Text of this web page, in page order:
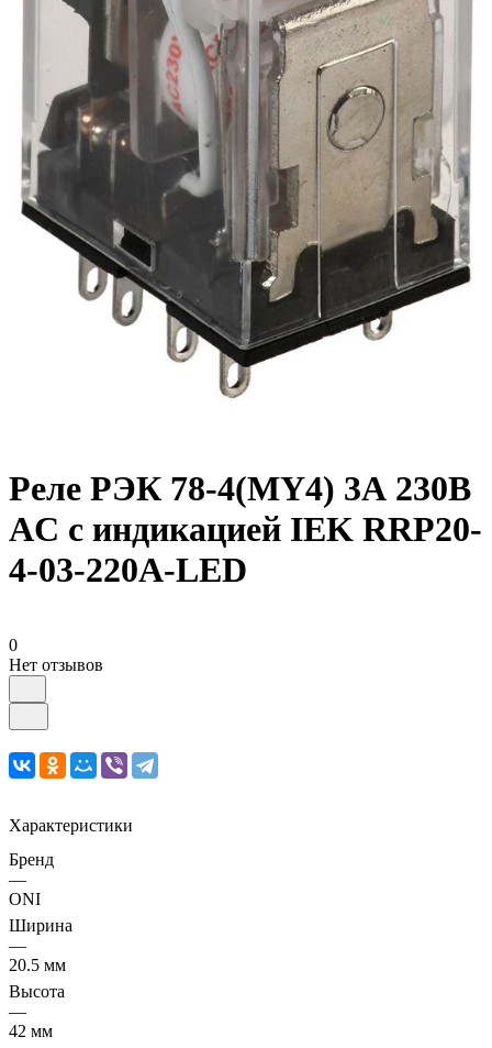
Реле РЭК 78-4(MY4) 3А 230В
AC с индикацией IEK RRP20-
4-03-220A-LED
0
Нет отзывов
Характеристики
Бренд
—
ONI
Ширина
—
20.5 мм
Высота
—
42 мм